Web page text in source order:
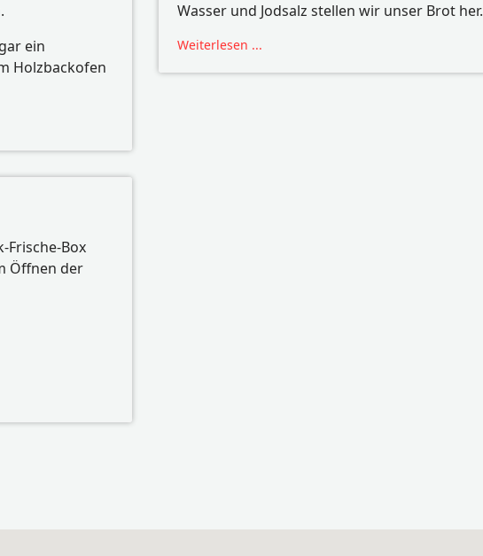
ein
Holzbackofen
Wasser und Jodsalz stellen wir unser Brot her.
Weiterlesen ...
Frische-Box
Öffnen der